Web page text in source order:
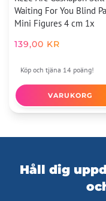
Waiting For You Blind
Mini Figures 4 cm 1x
139,00 KR
Köp och tjäna 14 poäng!
VARUKORG
Håll dig